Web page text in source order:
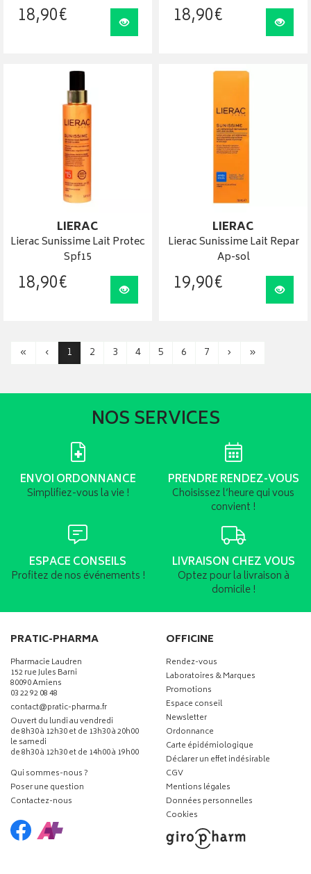
18,90€ Visualiser 18,90€
LIERAC
Lierac Sunissime Lait Protec
Spf15
18,90€ Visualiser
LIERAC
Lierac Sunissime Lait Repar
Ap-sol
19,90€
« ‹ 1 2 3 4 5 6 7 › »
NOS SERVICES
ENVOI ORDONNANCE
Simplifiez-vous la vie !
PRENDRE RENDEZ-VOUS
Choisissez l’heure qui vous
convient !
ESPACE CONSEILS
Profitez de nos événements !
LIVRAISON CHEZ VOUS
Optez pour la livraison à
domicile !
PRATIC-PHARMA
Pharmacie Laudren
152 rue Jules Barni
80090 Amiens
03 22 92 08 48
contact-
@-
pratic-pharma.fr
Ouvert du lundi au vendredi
de 8h30 à 12h30 et de 13h30 à 20h00
le samedi
de 8h30 à 12h30 et de 14h00 à 19h00
Qui sommes-nous ?
Poser une question
Contactez-nous
OFFICINE
Rendez-vous
Laboratoires & Marques
Promotions
Espace conseil
Newsletter
Ordonnance
Carte épidémiologique
Déclarer un effet indésirable
CGV
Mentions légales
Données personnelles
Cookies